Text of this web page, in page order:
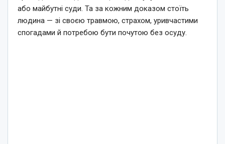
або майбутні суди. Та за кожним доказом стоїть
людина — зі своєю травмою, страхом, уривчастими
спогадами й потребою бути почутою без осуду.